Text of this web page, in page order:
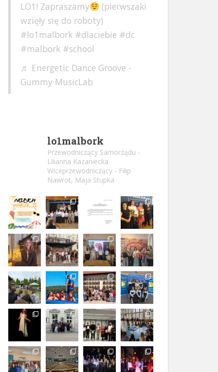
LO1! Zapraszamy
(pierwszaki
wzięły się do roboty)
#lo1malbork #dlaciebie #dc
#malbork #school
♬ Energetic Dance Groove -
Gummy MusicLab
lo1malbork
Przewodniczący Samorządu -
Lilianna Kazaniecka
Wiceprzewodniczący - Filip
Nawrot, Maja Stupka